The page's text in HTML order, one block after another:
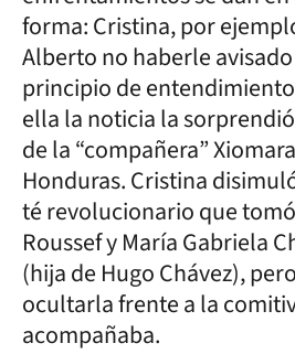
forma: Cristina, por
Alberto no haberle
principio de
ella la noticia la
de la “compañera”
Honduras. Cristina
té revolucionario que
Roussef y María Gabriela
(hija de Hugo Chávez),
ocultarla frente a la
acompañaba.